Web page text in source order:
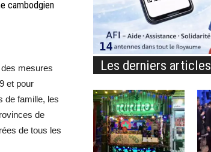
cambodgien
mesures
et pour
de famille, les
de
de tous les
Les derniers articles